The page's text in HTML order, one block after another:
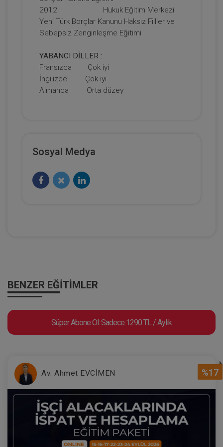
Mal Rejimleri Hukuku - IV. Medeni Hukuk
Kongresi - IV. Oturum
Tüketici Hukuku Enstitüsü
Kongresi - II. Oturum
360 TL
2012 Hukuk Eğitim Merkezi
Yeni Türk Borçlar Kanunu Haksız Fiiller ve
Sebepsiz Zenginleşme Eğitimi
YABANCI DİLLER :
Fransızca Çok iyi
İngilizce Çok iyi
Almanca Orta düzey
Sosyal Medya
BENZER EĞITIMLER
Süper Abone Ol: Sadece 1290 TL / Aylık
%17
Av. Ahmet EVCİMEN